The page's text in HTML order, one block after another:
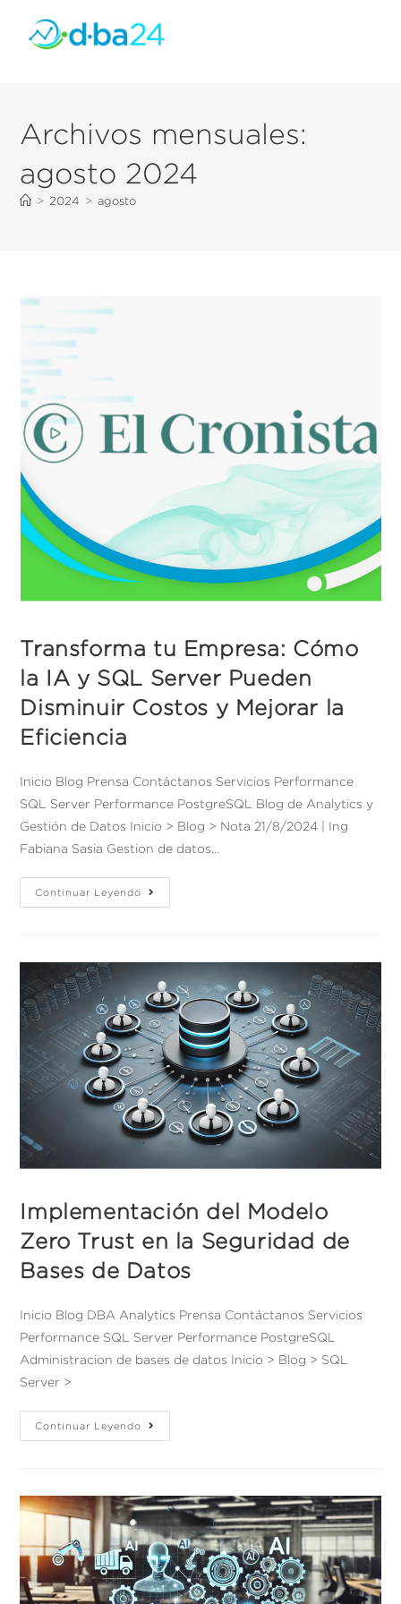
Archivos mensuales:
agosto 2024
> 2024 > agosto
Transforma tu Empresa: Cómo
la IA y SQL Server Pueden
Disminuir Costos y Mejorar la
Eficiencia
Inicio Blog Prensa Contáctanos Servicios Performance
SQL Server Performance PostgreSQL Blog de Analytics y
Gestión de Datos Inicio > Blog > Nota 21/8/2024 | Ing
Fabiana Sasia Gestion de datos…
Continuar Leyendo
Implementación del Modelo
Zero Trust en la Seguridad de
Bases de Datos
Inicio Blog DBA Analytics Prensa Contáctanos Servicios
Performance SQL Server Performance PostgreSQL
Administracion de bases de datos Inicio > Blog > SQL
Server >
Continuar Leyendo